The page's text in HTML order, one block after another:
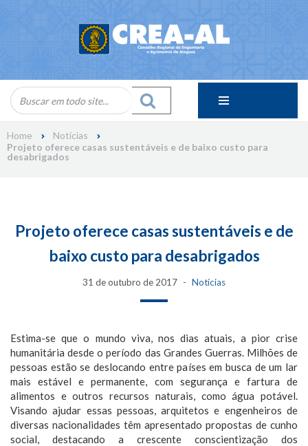
Home
Notícias
Projeto oferece casas sustentáveis e de baixo custo para
desabrigados
Projeto oferece casas sustentáveis e de
baixo custo para desabrigados
31 de outubro de 2017 Notícias
Estima-se que o mundo viva, nos dias atuais, a pior crise
humanitária desde o período das Grandes Guerras. Milhões de
pessoas estão se deslocando entre países em busca de um lar
mais estável e permanente, com segurança e fartura de
alimentos e outros recursos naturais, como água potável.
Visando ajudar essas pessoas, arquitetos e engenheiros de
diversas nacionalidades têm apresentado propostas de cunho
social, destacando a crescente conscientização dos